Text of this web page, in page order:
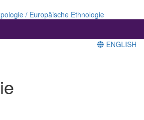
/ Europäische Ethnologie
ENGLISH